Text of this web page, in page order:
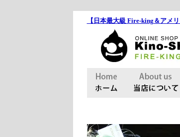
【日本最大級 Fire-king＆アメ